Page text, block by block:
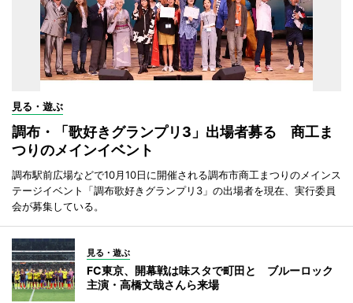
見る・遊ぶ
調布・「歌好きグランプリ3」出場者募る 商工ま
つりのメインイベント
調布駅前広場などで10月10日に開催される調布市商工まつりのメインス
テージイベント「調布歌好きグランプリ3」の出場者を現在、実行委員
会が募集している。
見る・遊ぶ
FC東京、開幕戦は味スタで町田と ブルーロック
主演・高橋文哉さんら来場